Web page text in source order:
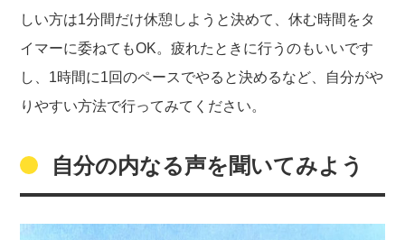
しい方は1分間だけ休憩しようと決めて、休む時間をタ
イマーに委ねてもOK。疲れたときに行うのもいいです
し、1時間に1回のペースでやると決めるなど、自分がや
りやすい方法で行ってみてください。
自分の内なる声を聞いてみよう